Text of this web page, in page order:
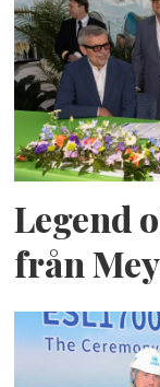
Legend
från